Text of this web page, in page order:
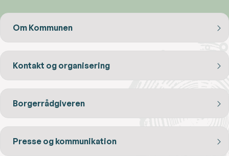
Om Kommunen
Kontakt og organisering
Borgerrådgiveren
Presse og kommunikation